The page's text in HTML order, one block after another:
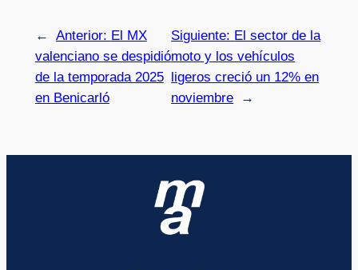
← Anterior: El MX
valenciano se despidió
de la temporada 2025
en Benicarló
Siguiente: El sector de la
moto y los vehículos
ligeros creció un 12% en
noviembre
→